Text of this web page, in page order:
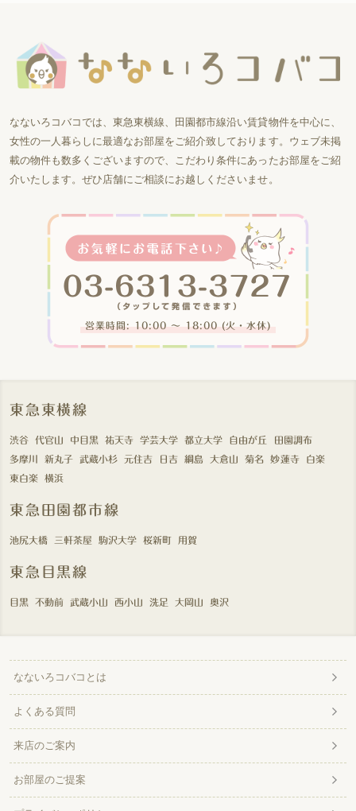
なないろコバコでは、東急東横線、田園都市線沿い賃貸物件を中心に、
女性の一人暮らしに最適なお部屋をご紹介致しております。ウェブ未掲
載の物件も数多くございますので、こだわり条件にあったお部屋をご紹
介いたします。ぜひ店舗にご相談にお越しくださいませ。
営業時間: 10:00 〜 18:00 (火・水休)
東急東横線
渋谷 代官山 中目黒 祐天寺 学芸大学 都立大学 自由が丘
田園調布
多摩川
新丸子 武蔵小杉 元住吉 日吉 綱島 大倉山 菊名 妙蓮寺
白楽
東白楽
横浜
東急田園都市線
池尻大橋 三軒茶屋 駒沢大学 桜新町 用賀
東急目黒線
目黒 不動前 武蔵小山 西小山 洗足 大岡山 奥沢
なないろコバコとは
よくある質問
来店のご案内
お部屋のご提案